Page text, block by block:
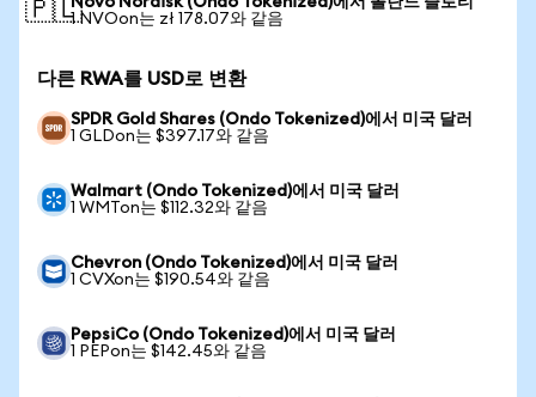
🇵🇱1 NVOon는 zł 178.07와 같음
다른 RWA를 USD로 변환
SPDR Gold Shares (Ondo Tokenized)에서 미국 달러
1 GLDon는 $397.17와 같음
Walmart (Ondo Tokenized)에서 미국 달러
1 WMTon는 $112.32와 같음
Chevron (Ondo Tokenized)에서 미국 달러
1 CVXon는 $190.54와 같음
PepsiCo (Ondo Tokenized)에서 미국 달러
1 PEPon는 $142.45와 같음